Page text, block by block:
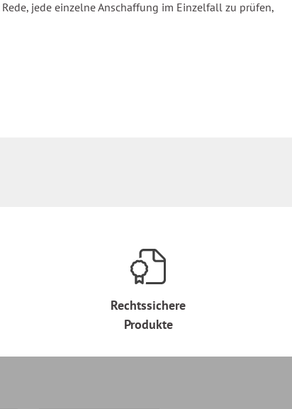
jede einzelne Anschaffung im Einzelfall zu prüfen,
Rechtssichere
Produkte